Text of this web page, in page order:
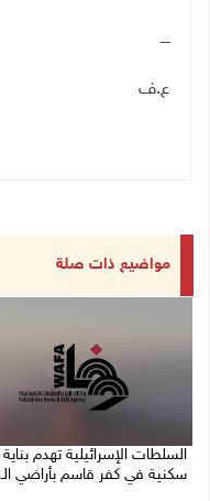
ــــ
ع.ف
مواضيع ذات صلة
السلطات الإسرائيلية تهدم بناية
سكنية في كفر قاسم بأراضي الـ48